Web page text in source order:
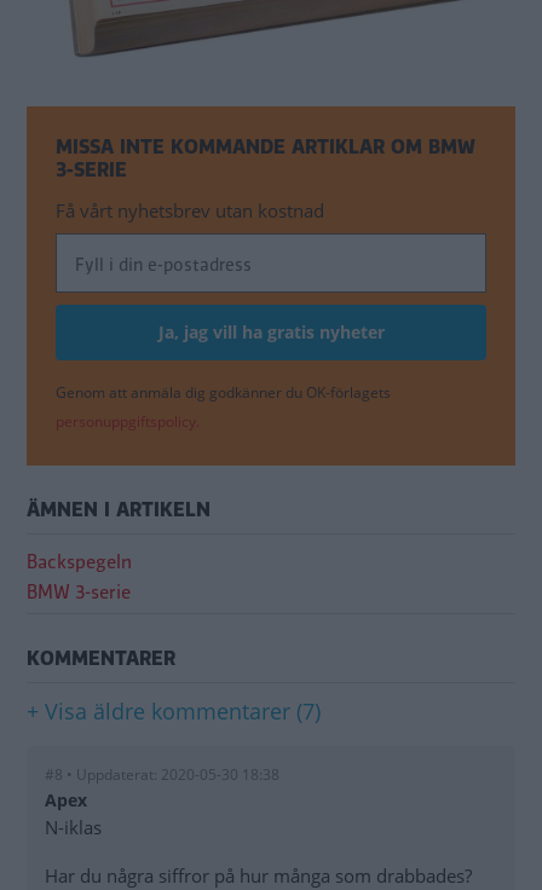
MISSA INTE KOMMANDE ARTIKLAR OM BMW
3-SERIE
Få vårt nyhetsbrev utan kostnad
Genom att anmäla dig godkänner du OK-förlagets
personuppgiftspolicy.
ÄMNEN I ARTIKELN
Backspegeln
BMW 3-serie
KOMMENTARER
+ Visa äldre kommentarer (7)
#8 • Uppdaterat: 2020-05-30 18:38
Apex
N-iklas
Har du några siffror på hur många som drabbades?